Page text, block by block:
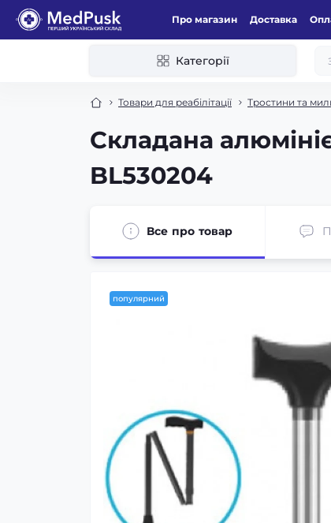
Про магазин Доставка
Категорії
Товари для реабілітації Тростини та
Складана
BL530204
Все про товар
популярний